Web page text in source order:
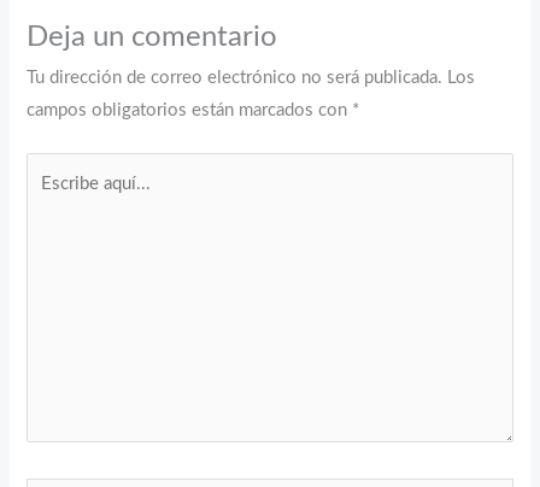
Deja un comentario
Tu dirección de correo electrónico no será publicada. Los
campos obligatorios están marcados con *